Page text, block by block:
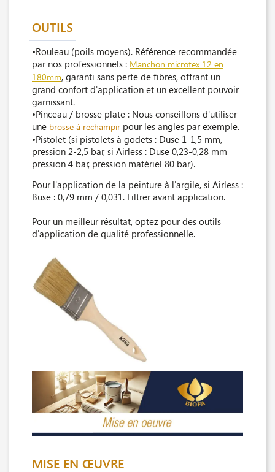
OUTILS
•Rouleau (poils moyens). Référence recommandée
par nos professionnels : Manchon microtex 12 en
180mm, garanti sans perte de fibres, offrant un
grand confort d'application et un excellent pouvoir
garnissant.
•Pinceau / brosse plate : Nous conseillons d'utiliser
une brosse à rechampir pour les angles par exemple.
•Pistolet (si pistolets à godets : Duse 1-1,5 mm,
pression 2-2,5 bar, si Airless : Duse 0,23-0,28 mm
pression 4 bar, pression matériel 80 bar).
Pour l'application de la peinture à l'argile, si Airless :
Buse : 0,79 mm / 0,031. Filtrer avant application.
Pour un meilleur résultat, optez pour des outils
d'application de qualité professionnelle.
MISE EN ŒUVRE